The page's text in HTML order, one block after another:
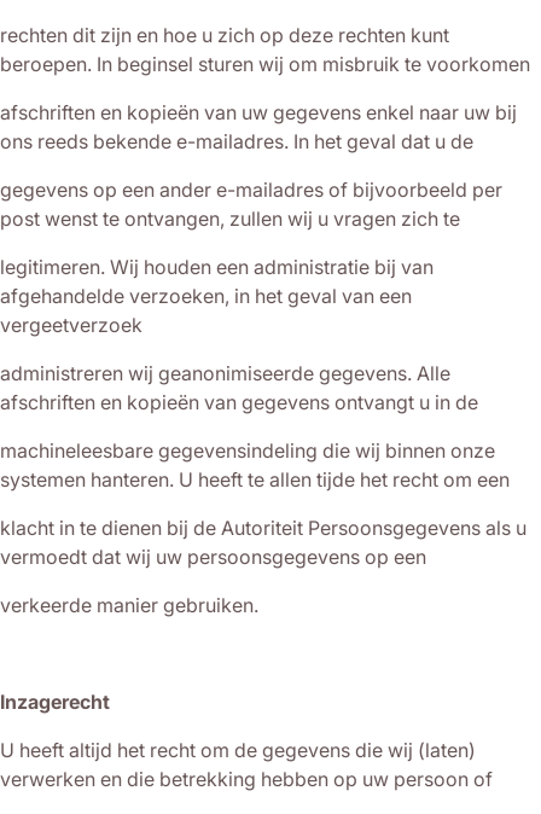
rechten dit zijn en hoe u zich op deze rechten kunt
beroepen. In beginsel sturen wij om misbruik te voorkomen
afschriften en kopieën van uw gegevens enkel naar uw bij
ons reeds bekende e-mailadres. In het geval dat u de
gegevens op een ander e-mailadres of bijvoorbeeld per
post wenst te ontvangen, zullen wij u vragen zich te
legitimeren. Wij houden een administratie bij van
afgehandelde verzoeken, in het geval van een
vergeetverzoek
administreren wij geanonimiseerde gegevens. Alle
afschriften en kopieën van gegevens ontvangt u in de
machineleesbare gegevensindeling die wij binnen onze
systemen hanteren. U heeft te allen tijde het recht om een
klacht in te dienen bij de Autoriteit Persoonsgegevens als u
vermoedt dat wij uw persoonsgegevens op een
verkeerde manier gebruiken.
Inzagerecht
U heeft altijd het recht om de gegevens die wij (laten)
verwerken en die betrekking hebben op uw persoon of